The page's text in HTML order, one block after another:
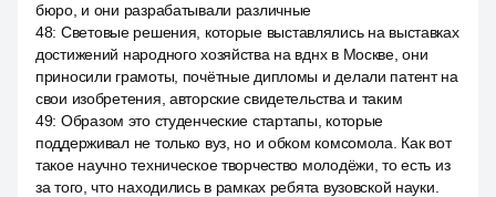
бюро, и они разрабатывали различные
48: Световые решения, которые выставлялись на выставках
достижений народного хозяйства на вднх в Москве, они
приносили грамоты, почётные дипломы и делали патент на
свои изобретения, авторские свидетельства и таким
49: Образом это студенческие стартапы, которые
поддерживал не только вуз, но и обком комсомола. Как вот
такое научно техническое творчество молодёжи, то есть из
за того, что находились в рамках ребята вузовской науки.